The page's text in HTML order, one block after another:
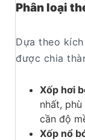
Phân loại
Dựa theo
được chia
Xốp hơi
nhất,
cần độ
Xốp nổ